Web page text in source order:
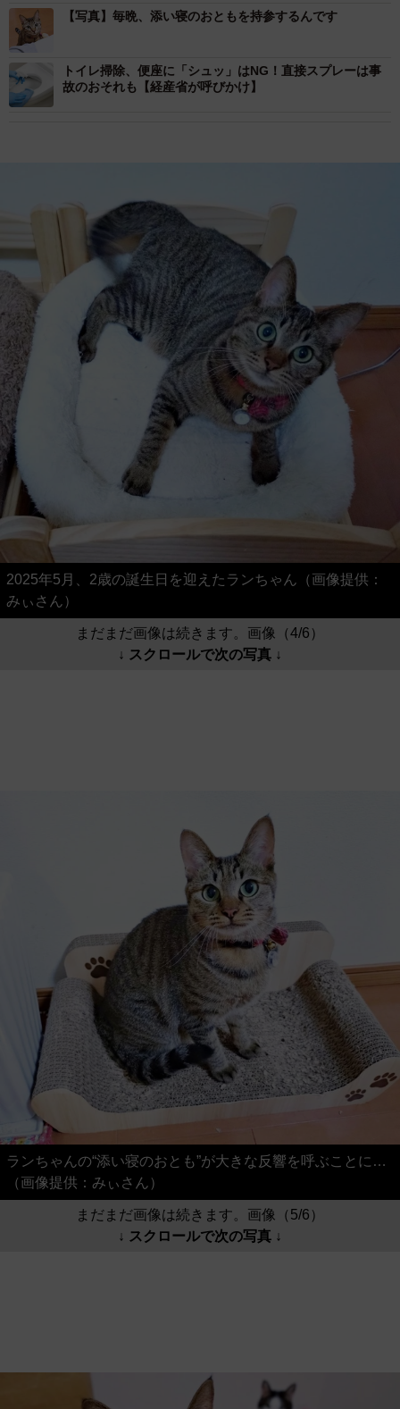
【写真】毎晩、添い寝のおともを持参するんです
トイレ掃除、便座に「シュッ」はNG！直接スプレーは事
故のおそれも【経産省が呼びかけ】
2025年5月、2歳の誕生日を迎えたランちゃん（画像提供：
みぃさん）
まだまだ画像は続きます。画像（4/6）
↓ スクロールで次の写真 ↓
ランちゃんの“添い寝のおとも”が大きな反響を呼ぶことに…
（画像提供：みぃさん）
まだまだ画像は続きます。画像（5/6）
↓ スクロールで次の写真 ↓